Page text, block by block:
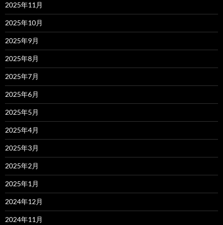
2025年11月
2025年10月
2025年9月
2025年8月
2025年7月
2025年6月
2025年5月
2025年4月
2025年3月
2025年2月
2025年1月
2024年12月
2024年11月